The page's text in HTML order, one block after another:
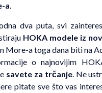
a.
dva puta, svi
HOKA modele iz
More-a toga dana biti na
o najnovijim
savete za trčanje. Ne
pitate sve što vas